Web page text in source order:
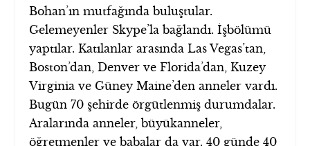
Bohan’ın mutfağında buluştular.
Gelemeyenler Skype’la bağlandı. İşbölümü
yaptılar. Katılanlar arasında Las Vegas’tan,
Boston’dan, Denver ve Florida’dan, Kuzey
Virginia ve Güney Maine’den anneler vardı.
Bugün 70 şehirde örgütlenmiş durumdalar.
Aralarında anneler, büyükanneler,
öğretmenler ve babalar da var. 40 günde 40